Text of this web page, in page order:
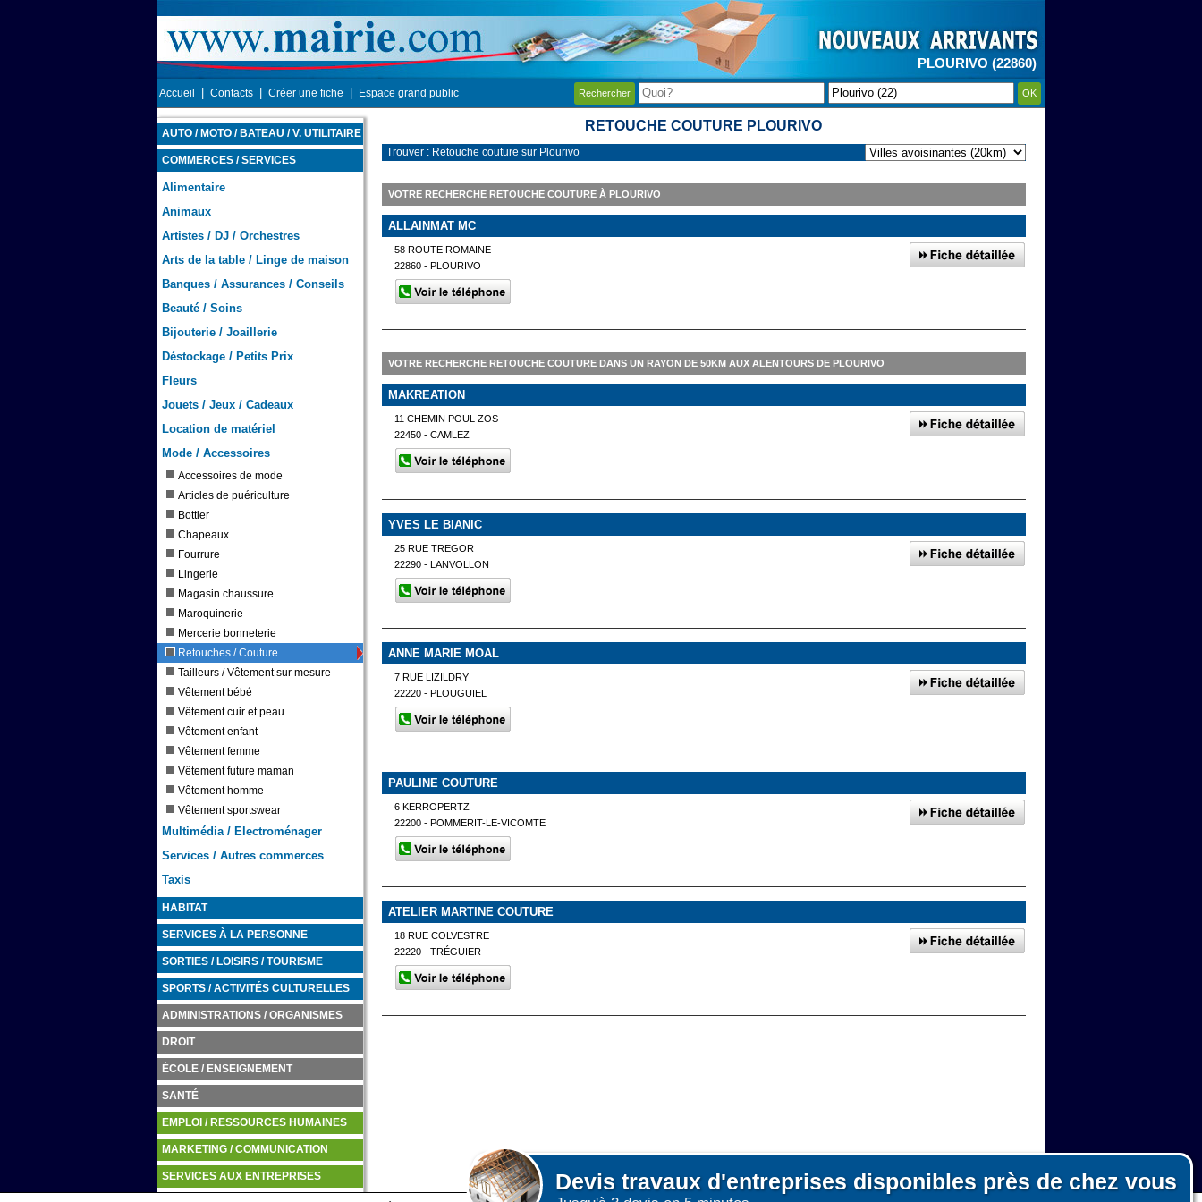
PLOURIVO (22860)
Accueil Contacts Créer une fiche Espace grand public Rechercher OK
AUTO / MOTO / BATEAU / V. UTILITAIRE
COMMERCES / SERVICES
Alimentaire
Animaux
Artistes / DJ / Orchestres
Arts de la table / Linge de maison
Banques / Assurances / Conseils
Beauté / Soins
Bijouterie / Joaillerie
Déstockage / Petits Prix
Fleurs
Jouets / Jeux / Cadeaux
Location de matériel
Mode / Accessoires
Accessoires de mode
Articles de puériculture
Bottier
Chapeaux
Fourrure
Lingerie
Magasin chaussure
Maroquinerie
Mercerie bonneterie
Retouches / Couture
Tailleurs / Vêtement sur mesure
Vêtement bébé
Vêtement cuir et peau
Vêtement enfant
Vêtement femme
Vêtement future maman
Vêtement homme
Vêtement sportswear
Multimédia / Electroménager
Services / Autres commerces
Taxis
HABITAT
SERVICES À LA PERSONNE
SORTIES / LOISIRS / TOURISME
SPORTS / ACTIVITÉS CULTURELLES
ADMINISTRATIONS / ORGANISMES
DROIT
ÉCOLE / ENSEIGNEMENT
SANTÉ
EMPLOI / RESSOURCES HUMAINES
MARKETING / COMMUNICATION
SERVICES AUX ENTREPRISES
RETOUCHE COUTURE PLOURIVO
Devis travaux d'entreprises disponibles près de chez vous
Trouver : Retouche couture sur Plourivo
VOTRE RECHERCHE RETOUCHE COUTURE À PLOURIVO
ALLAINMAT MC
58 ROUTE ROMAINE
22860 - PLOURIVO
VOTRE RECHERCHE RETOUCHE COUTURE DANS UN RAYON DE 50KM AUX ALENTOURS DE PLOURIVO
MAKREATION
11 CHEMIN POUL ZOS
22450 - CAMLEZ
YVES LE BIANIC
25 RUE TREGOR
22290 - LANVOLLON
ANNE MARIE MOAL
7 RUE LIZILDRY
22220 - PLOUGUIEL
PAULINE COUTURE
6 KERROPERTZ
22200 - POMMERIT-LE-VICOMTE
ATELIER MARTINE COUTURE
18 RUE COLVESTRE
22220 - TRÉGUIER